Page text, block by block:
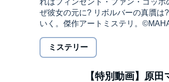
れはフィンセント・ファン・ゴッ
ぜ彼女の元に? リボルバーの真贋は
いく。傑作アートミステリ。
ミステリー
【特別動画】原